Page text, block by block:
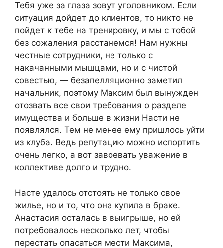
Тебя уже за глаза зовут уголовником. Если
ситуация дойдет до клиентов, то никто не
пойдет к тебе на тренировку, и мы с тобой
без сожаления расстанемся! Нам нужны
честные сотрудники, не только с
накачанными мышцами, но и с чистой
совестью, — безапелляционно заметил
начальник, поэтому Максим был вынужден
отозвать все свои требования о разделе
имущества и больше в жизни Насти не
появлялся. Тем не менее ему пришлось уйти
из клуба. Ведь репутацию можно испортить
очень легко, а вот завоевать уважение в
коллективе долго и трудно.
Насте удалось отстоять не только свое
жилье, но и то, что она купила в браке.
Анастасия осталась в выигрыше, но ей
потребовалось несколько лет, чтобы
перестать опасаться мести Максима,